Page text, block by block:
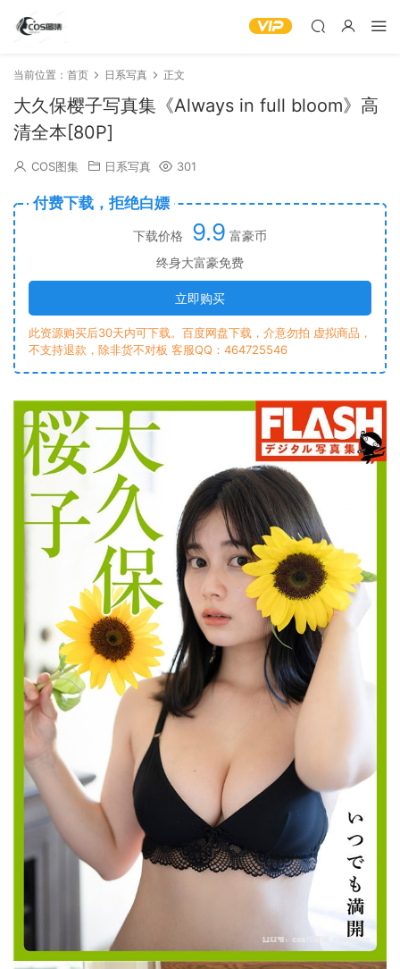
当前位置： 首页 日系写真 正文
大久保樱子写真集《Always in full bloom》高
清全本[80P]
COS图集 日系写真 301
付费下载，拒绝白嫖
下载价格 9.9 富豪币
终身大富豪免费
立即购买
此资源购买后30天内可下载。百度网盘下载，介意勿拍 虚拟商品，
不支持退款，除非货不对板 客服QQ：464725546